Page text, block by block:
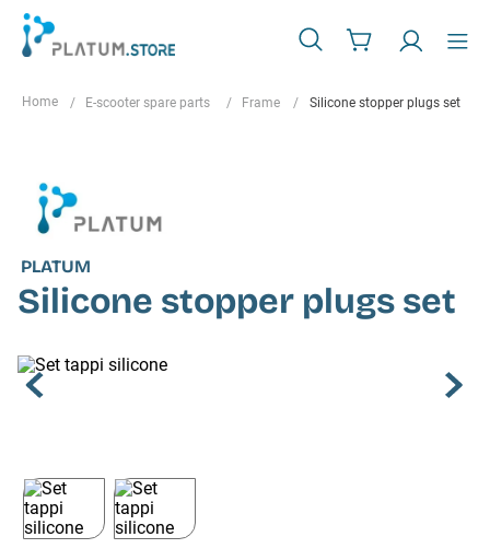
E-scooter spare parts Frame Silicone stopper plugs set
PLATUM
Silicone stopper plugs set